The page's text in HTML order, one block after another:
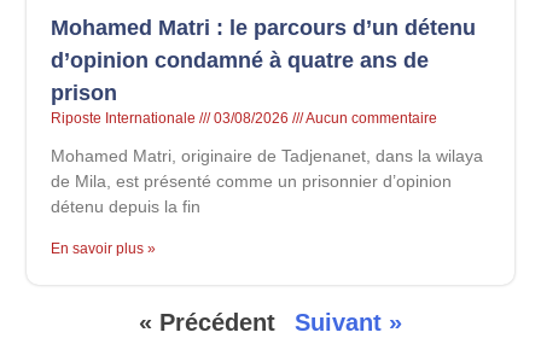
Mohamed Matri : le parcours d’un détenu
d’opinion condamné à quatre ans de
prison
Riposte Internationale 03/08/2026 Aucun commentaire
Mohamed Matri, originaire de Tadjenanet, dans la wilaya
de Mila, est présenté comme un prisonnier d’opinion
détenu depuis la fin
En savoir plus »
« Précédent Suivant »